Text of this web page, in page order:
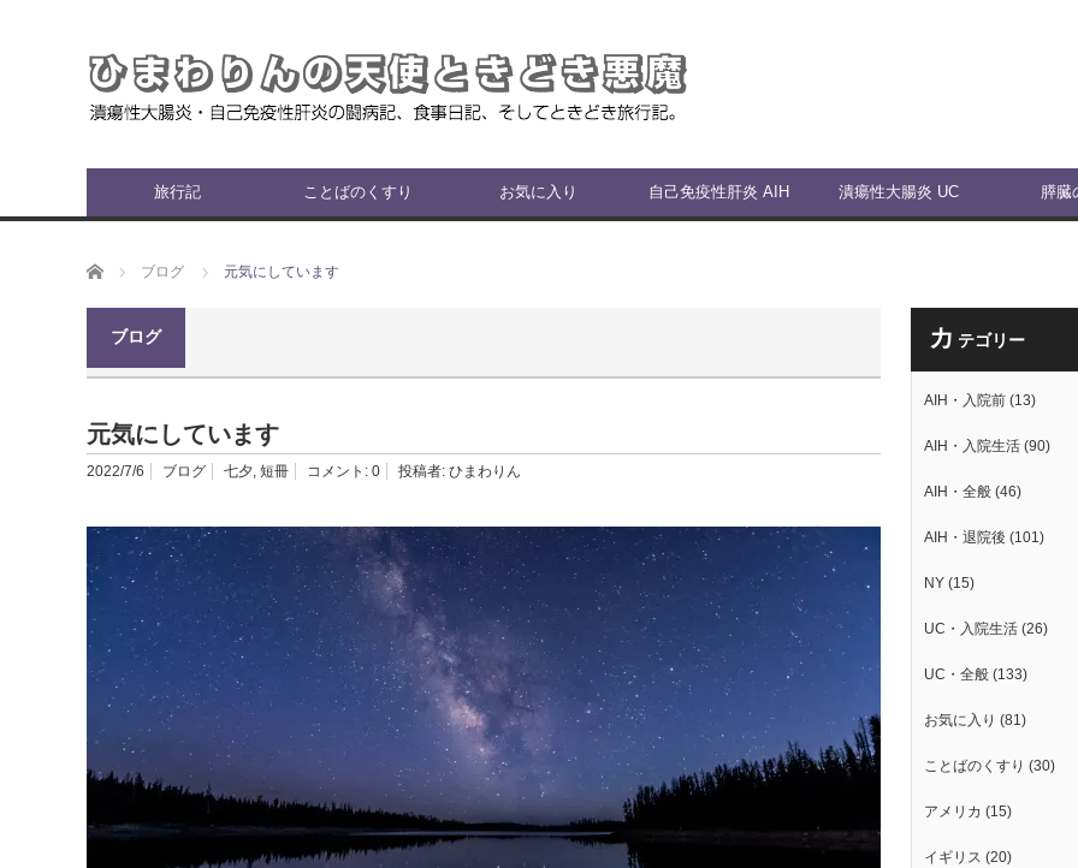
旅行記 ことばのくすり お気に入り 自己免疫性肝炎 AIH 潰瘍性大腸炎 UC 膵臓
ホーム ブログ 元気にしています
ブログ
元気にしています
2022/7/6 ブログ 七夕, 短冊 コメント: 0 投稿者: ひまわりん
カ テゴリー
AIH・入院前 (13)
AIH・入院生活 (90)
AIH・全般 (46)
AIH・退院後 (101)
NY (15)
UC・入院生活 (26)
UC・全般 (133)
お気に入り (81)
ことばのくすり (30)
アメリカ (15)
イギリス (20)